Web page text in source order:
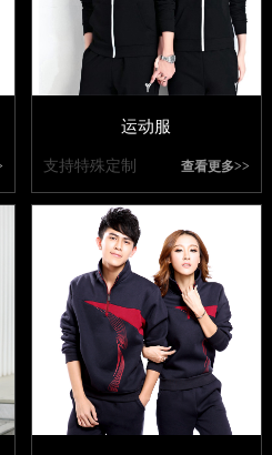
运动服
支持特殊定制 查看更多>>